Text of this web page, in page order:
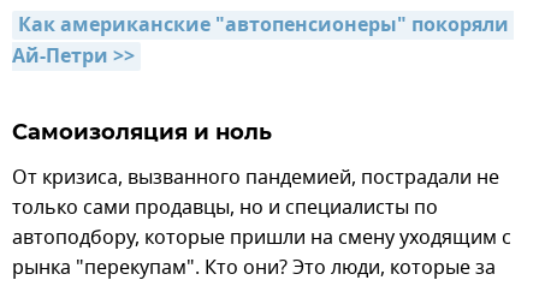
Как американские "автопенсионеры" покоряли
Ай-Петри >>
Самоизоляция и ноль
От кризиса, вызванного пандемией, пострадали не
только сами продавцы, но и специалисты по
автоподбору, которые пришли на смену уходящим с
рынка "перекупам". Кто они? Это люди, которые за